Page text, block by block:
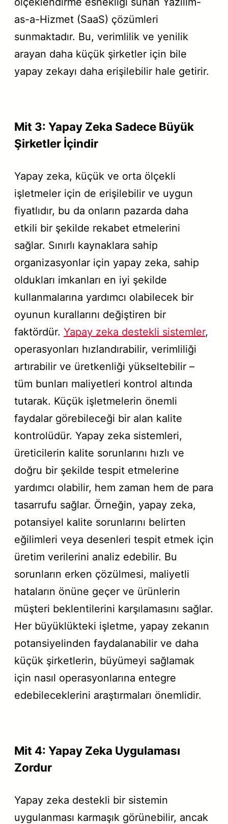
as-a-Hizmet (SaaS) çözümleri
sunmaktadır. Bu, verimlilik ve yenilik
arayan daha küçük şirketler için bile
yapay zekayı daha erişilebilir hale getirir.
Mit 3: Yapay Zeka Sadece Büyük
Şirketler İçindir
Yapay zeka, küçük ve orta ölçekli
işletmeler için de erişilebilir ve uygun
fiyatlıdır, bu da onların pazarda daha
etkili bir şekilde rekabet etmelerini
sağlar. Sınırlı kaynaklara sahip
organizasyonlar için yapay zeka, sahip
oldukları imkanları en iyi şekilde
kullanmalarına yardımcı olabilecek bir
oyunun kurallarını değiştiren bir
faktördür. Yapay zeka destekli sistemler,
operasyonları hızlandırabilir, verimliliği
artırabilir ve üretkenliği yükseltebilir –
tüm bunları maliyetleri kontrol altında
tutarak. Küçük işletmelerin önemli
faydalar görebileceği bir alan kalite
kontrolüdür. Yapay zeka sistemleri,
üreticilerin kalite sorunlarını hızlı ve
doğru bir şekilde tespit etmelerine
yardımcı olabilir, hem zaman hem de para
tasarrufu sağlar. Örneğin, yapay zeka,
potansiyel kalite sorunlarını belirten
eğilimleri veya desenleri tespit etmek için
üretim verilerini analiz edebilir. Bu
sorunların erken çözülmesi, maliyetli
hataların önüne geçer ve ürünlerin
müşteri beklentilerini karşılamasını sağlar.
Her büyüklükteki işletme, yapay zekanın
potansiyelinden faydalanabilir ve daha
küçük şirketlerin, büyümeyi sağlamak
için nasıl operasyonlarına entegre
edebileceklerini araştırmaları önemlidir.
Mit 4: Yapay Zeka Uygulaması
Zordur
Yapay zeka destekli bir sistemin
uygulanması karmaşık görünebilir, ancak